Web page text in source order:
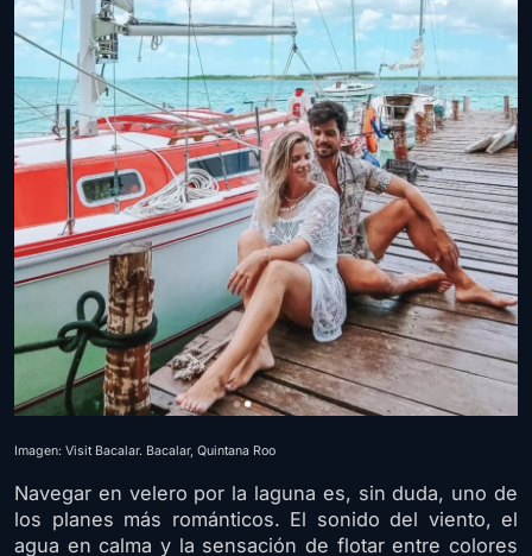
Imagen: Visit Bacalar. Bacalar, Quintana Roo
Navegar en velero por la laguna es, sin duda, uno de
los planes más románticos. El sonido del viento, el
agua en calma y la sensación de flotar entre colores